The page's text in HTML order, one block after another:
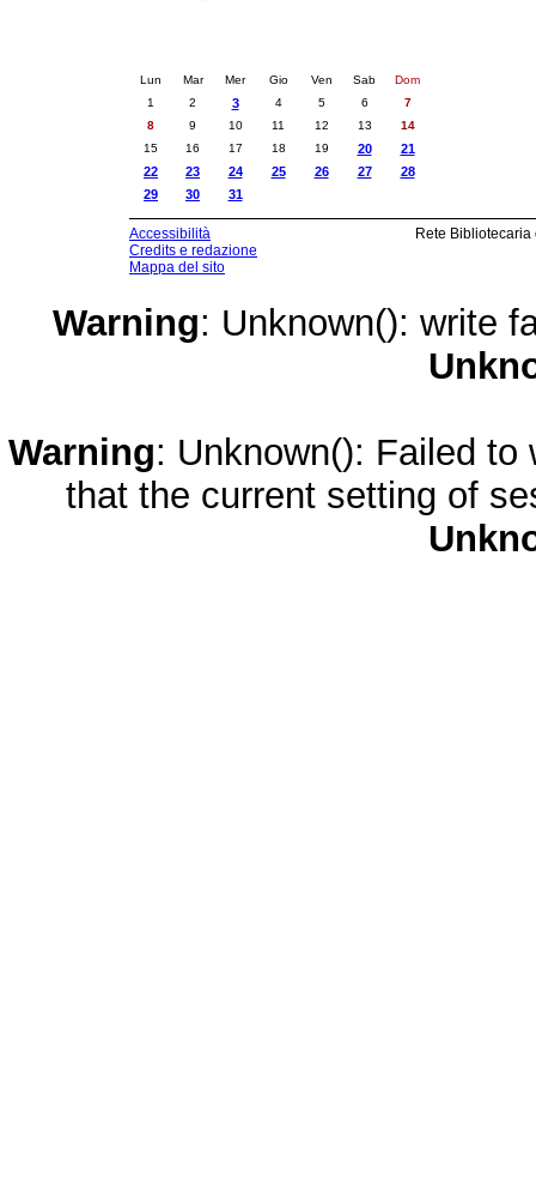
Lun Mar Mer Gio Ven Sab
Dom
1
2 3 4 5 6
7
8
9 10 11 12 13
14
15
16 17 18 19 20
21
22
23 24 25 26 27
28
29
30 31
Accessibilità
Credits e redazione
Mappa del sito
Rete
Warning: Unknown(): write
Warning: Unknown(): Failed
that the current setting of